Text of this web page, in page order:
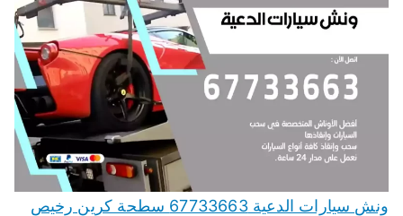
ونش سيارات الدعية 67733663 سطحة كرين رخيص